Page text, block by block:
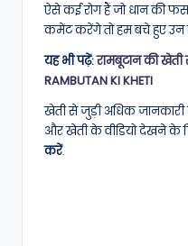
ऐसे कई रोग हैं जो धान की
कमेंट करेंगे तो हम बचे हुए
यह भी पढ़ें:रामबूटान की
RAMBUTAN KI KHETI
खेती से जुड़ी अधिक
और खेती के वीडियो देखने के
करें.